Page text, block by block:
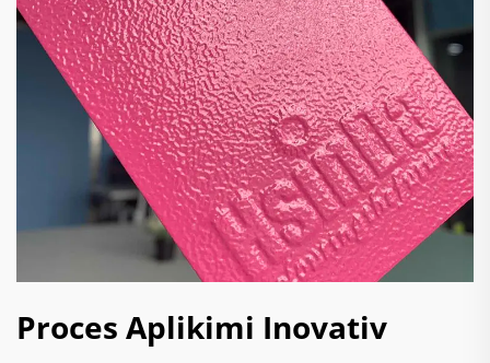
Proces Aplikimi Inovativ